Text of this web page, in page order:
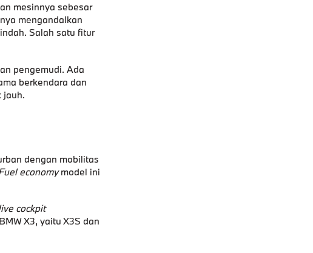
mesinnya sebesar
mengandalkan
Salah satu fitur
pengemudi. Ada
berkendara dan
jauh.
dengan mobilitas
economymodel ini
cockpit
X3, yaituX3S dan